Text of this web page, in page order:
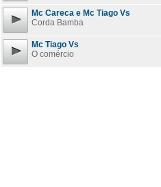
Mc Careca e Mc Tiago Vs
Corda Bamba
Mc Tiago Vs
O comércio